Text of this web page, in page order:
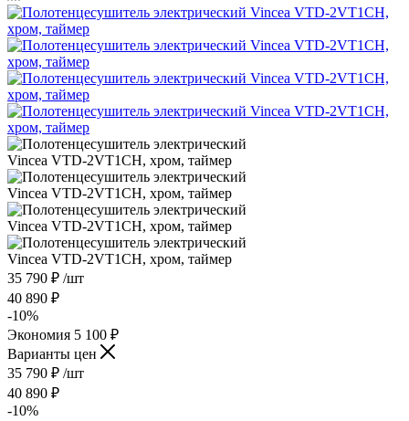
35 790 ₽ /шт
40 890 ₽
-10%
Экономия 5 100 ₽
Варианты цен
35 790 ₽ /шт
40 890 ₽
-10%